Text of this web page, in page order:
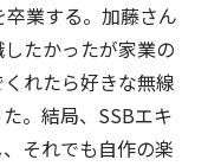
業する。加藤さん
たかったが家業の
れたら好きな無線
。結局、SSBエキ
それでも自作の楽